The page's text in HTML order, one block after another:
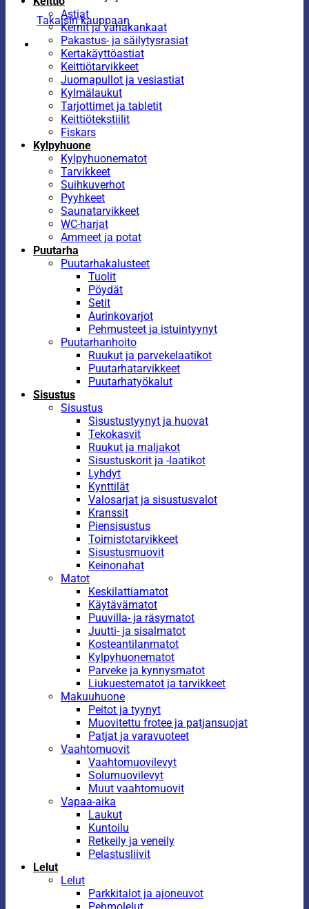
Takaisin kauppaan
Astiat
Kernit ja vahakankaat
Pakastus- ja säilytysrasiat
Kertakäyttöastiat
Keittiötarvikkeet
Juomapullot ja vesiastiat
Kylmälaukut
Tarjottimet ja tabletit
Keittiötekstiilit
Fiskars
Kylpyhuone
Kylpyhuonematot
Tarvikkeet
Suihkuverhot
Pyyhkeet
Saunatarvikkeet
WC-harjat
Ammeet ja potat
Puutarha
Puutarhakalusteet
Tuolit
Pöydät
Setit
Aurinkovarjot
Pehmusteet ja istuintyynyt
Puutarhanhoito
Ruukut ja parvekelaatikot
Puutarhatarvikkeet
Puutarhatyökalut
Sisustus
Sisustus
Sisustustyynyt ja huovat
Tekokasvit
Ruukut ja maljakot
Sisustuskorit ja -laatikot
Lyhdyt
Kynttilät
Valosarjat ja sisustusvalot
Kranssit
Piensisustus
Toimistotarvikkeet
Sisustusmuovit
Keinonahat
Matot
Keskilattiamatot
Käytävämatot
Puuvilla- ja räsymatot
Juutti- ja sisalmatot
Kosteantilanmatot
Kylpyhuonematot
Parveke ja kynnysmatot
Liukuestematot ja tarvikkeet
Makuuhuone
Peitot ja tyynyt
Muovitettu frotee ja patjansuojat
Patjat ja varavuoteet
Vaahtomuovit
Vaahtomuovilevyt
Solumuovilevyt
Muut vaahtomuovit
Vapaa-aika
Laukut
Kuntoilu
Retkeily ja veneily
Pelastusliivit
Lelut
Lelut
Parkkitalot ja ajoneuvot